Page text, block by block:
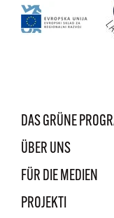
DAS GRÜNE
ÜBER UNS
FÜR DIE MEDIEN
PROJEKTI